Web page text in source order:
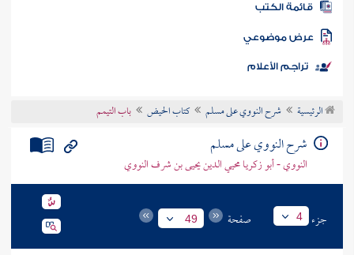
المكتبة
الكتب
موضوعي
تراجم الأعلام
الرئيسية شرح النووي على مسلم كتاب الحيض باب التيمم
شرح النووي على مسلم
النووي - أبو زكريا محيي الدين يحيى بن شرف النووي
جزء 4 صفحة 49